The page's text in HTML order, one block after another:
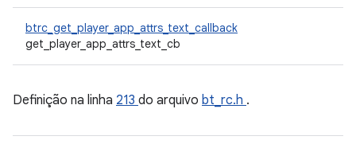
btrc_get_player_app_attrs_text_callback
get_player_app_attrs_text_cb
Definição na linha 213 do arquivo bt_rc.h .